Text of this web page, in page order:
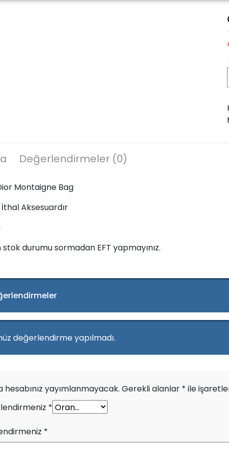
Değerlendirmeler (0)
Montaigne Bag
Aksesuardır
durumu sormadan EFT yapmayınız.
değerlendirme yapılmadı.
hesabınız yayımlanmayacak. Gerekli alanlar * ile
*
*